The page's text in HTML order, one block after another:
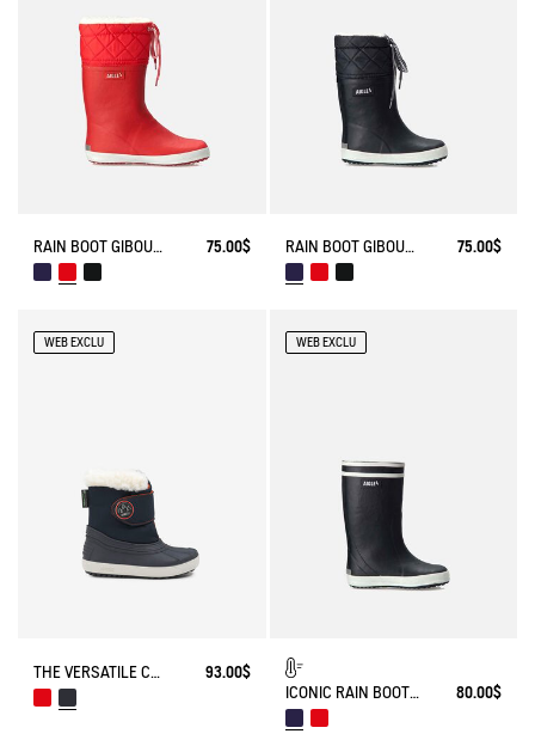
RAIN BOOT GIBOULEE FUR-LINED 75.00$ RAIN BOOT GIBOULEE FUR-LINED 75.00$
WEB EXCLU
THE VERSATILE CHILDREN'S APRÈS-SKI BOOT 93.00$
WEB EXCLU
ICONIC RAIN BOOT LOLLY POP FUR-LINED 80.00$